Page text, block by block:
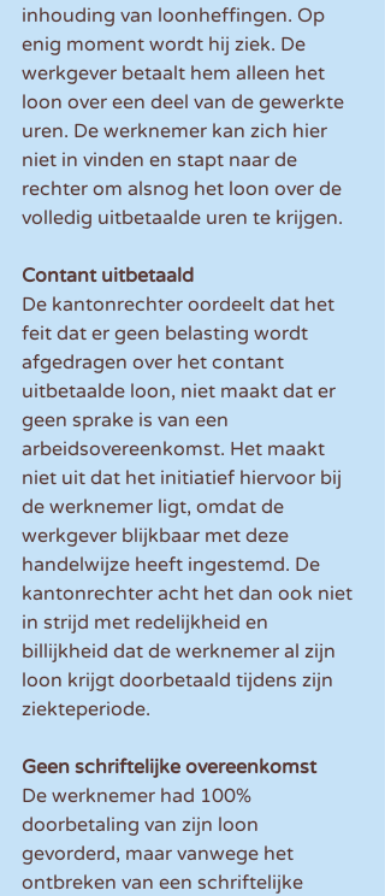
inhouding van loonheffingen. Op
enig moment wordt hij ziek. De
werkgever betaalt hem alleen het
loon over een deel van de gewerkte
uren. De werknemer kan zich hier
niet in vinden en stapt naar de
rechter om alsnog het loon over de
volledig uitbetaalde uren te krijgen.
Contant uitbetaald
De kantonrechter oordeelt dat het
feit dat er geen belasting wordt
afgedragen over het contant
uitbetaalde loon, niet maakt dat er
geen sprake is van een
arbeidsovereenkomst. Het maakt
niet uit dat het initiatief hiervoor bij
de werknemer ligt, omdat de
werkgever blijkbaar met deze
handelwijze heeft ingestemd. De
kantonrechter acht het dan ook niet
in strijd met redelijkheid en
billijkheid dat de werknemer al zijn
loon krijgt doorbetaald tijdens zijn
ziekteperiode.
Geen schriftelijke overeenkomst
De werknemer had 100%
doorbetaling van zijn loon
gevorderd, maar vanwege het
ontbreken van een schriftelijke